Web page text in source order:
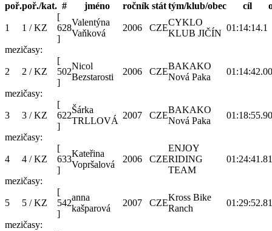
poř.poř./kat. # jméno ročník stát tým/klub/obec cíl
1 1 / KZ
[
628
]
Valentýna
Vaňková
2006 CZE
CYKLO
KLUB JIČÍN
01:14:14.1
mezičasy:
2 2 / KZ
[
502
]
Nicol
Bezstarosti
2006 CZE
BAKAKO
Nová Paka
01:14:42.0
mezičasy:
3 3 / KZ
[
622
]
Šárka
TRLLOVÁ
2007 CZE
BAKAKO
Nová Paka
01:18:55.9
mezičasy:
4 4 / KZ
[
633
]
Kateřina
Vopršalová
2006 CZE
ENJOY
RIDING
TEAM
01:24:41.8
mezičasy:
5 5 / KZ
[
542
]
anna
kašparová
2007 CZE
Kross Bike
Ranch
01:29:52.8
mezičasy: